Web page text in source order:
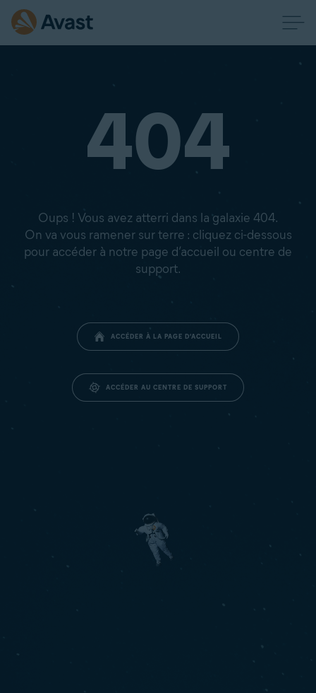
404
Oups ! Vous avez atterri dans la galaxie 404.
On va vous ramener sur terre : cliquez ci-dessous
pour accéder à notre page d’accueil ou centre de
support.
ACCÉDER À LA PAGE D’ACCUEIL
ACCÉDER AU CENTRE DE SUPPORT